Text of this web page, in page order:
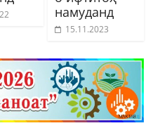
намуданд
15.11.2023